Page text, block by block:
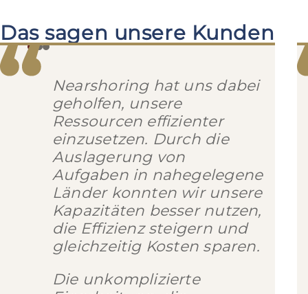
Das sagen unsere Kunden
Nearshoring hat uns dabei
geholfen, unsere
Ressourcen effizienter
einzusetzen. Durch die
Auslagerung von
Aufgaben in nahegelegene
Länder konnten wir unsere
Kapazitäten besser nutzen,
die Effizienz steigern und
gleichzeitig Kosten sparen.
Die unkomplizierte